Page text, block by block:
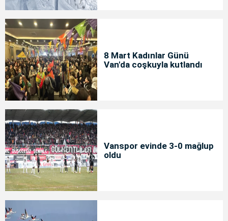
8 Mart Kadınlar Günü
Van'da coşkuyla kutlandı
Vanspor evinde 3-0 mağlup
oldu